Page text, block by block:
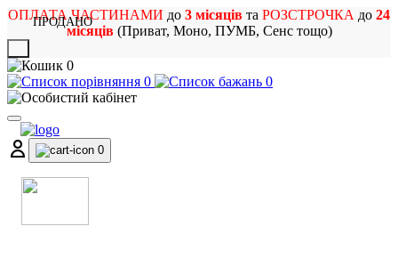
ОПЛАТА ЧАСТИНАМИ до 3 місяців та РОЗСТРОЧКА до 24
місяців(Приват, Моно, ПУМБ, Сенс тощо)
0
0
0
0
ПРОДАНО